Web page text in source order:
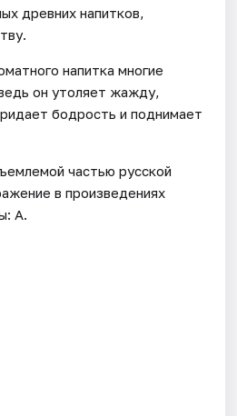
древних напитков,
напитка многие
он утоляет жажду,
бодрость и поднимает
частью русской
в произведениях
А.